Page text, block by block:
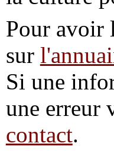
Pour avoir
sur
Si une
une erreur
contact.